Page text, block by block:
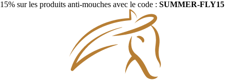
15% sur les produits anti-mouches avec le code : SUMMER-FLY15